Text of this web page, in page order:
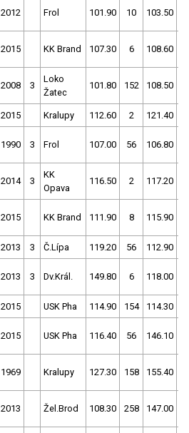
2012 Frol 101.90 10 103.50
2015 KK Brand 107.30 6 108.60
2008 3
Loko
Žatec
101.80 152 108.50
2015 Kralupy 112.60 2 121.40
1990 3 Frol 107.00 56 106.80
2014 3
KK
Opava
116.50 2 117.20
2015 KK Brand 111.90 8 115.90
2013 3 Č.Lípa 119.20 56 112.90
2013 3 Dv.Král. 149.80 6 118.00
2015 USK Pha 114.90 154 114.30
2015 USK Pha 116.40 56 146.10
1969 Kralupy 127.30 158 155.40
2013 Žel.Brod 108.30 258 147.00